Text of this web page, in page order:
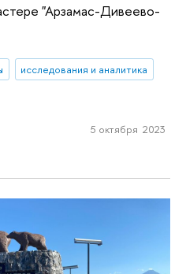
"Арзамас-Дивеево-
исследования и аналитика
5 октября 2023